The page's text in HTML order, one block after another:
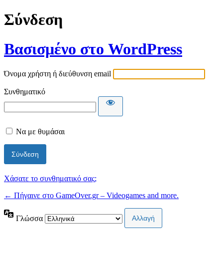
Σύνδεση
Βασισμένο στο WordPress
Όνομα χρήστη ή διεύθυνση email
Συνθηματικό
Να με θυμάσαι
Χάσατε το συνθηματικό σας;
← Πήγαινε στο GameOver.gr – Videogames and more.
Γλώσσα